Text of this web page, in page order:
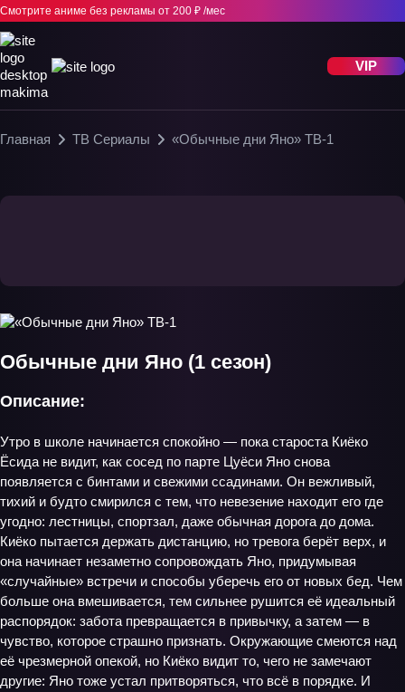
Смотрите аниме без рекламы от 200 ₽ /мес
VIP
Главная ТВ Сериалы «Обычные дни Яно» ТВ-1
Обычные дни Яно (1 сезон)
Описание:
Утро в школе начинается спокойно — пока староста Киёко
Ёсида не видит, как сосед по парте Цуёси Яно снова
появляется с бинтами и свежими ссадинами. Он вежливый,
тихий и будто смирился с тем, что невезение находит его где
угодно: лестницы, спортзал, даже обычная дорога до дома.
Киёко пытается держать дистанцию, но тревога берёт верх, и
она начинает незаметно сопровождать Яно, придумывая
«случайные» встречи и способы уберечь его от новых бед. Чем
больше она вмешивается, тем сильнее рушится её идеальный
распорядок: забота превращается в привычку, а затем — в
чувство, которое страшно признать. Окружающие смеются над
её чрезмерной опекой, но Киёко видит то, чего не замечают
другие: Яно тоже устал притворяться, что всё в порядке. И